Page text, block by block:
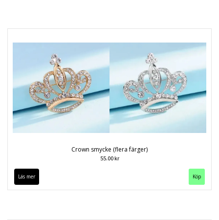
Crown smycke (flera färger)
55.00 kr
Läs mer Köp